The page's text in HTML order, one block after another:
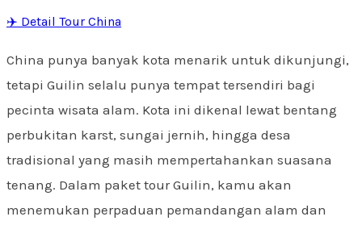
✈️ Detail Tour China
China punya banyak kota menarik untuk dikunjungi,
tetapi Guilin selalu punya tempat tersendiri bagi
pecinta wisata alam. Kota ini dikenal lewat bentang
perbukitan karst, sungai jernih, hingga desa
tradisional yang masih mempertahankan suasana
tenang. Dalam paket tour Guilin, kamu akan
menemukan perpaduan pemandangan alam dan